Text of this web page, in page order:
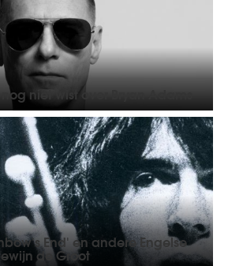
niet wist over Bryan Adams
End' en andere Engelse
de Groot